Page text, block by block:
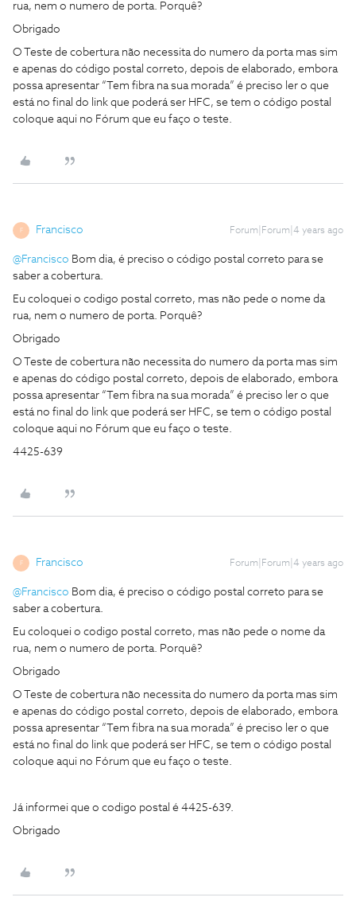
rua, nem o numero de porta. Porquê?
Obrigado
O Teste de cobertura não necessita do numero da porta mas sim
e apenas do código postal correto, depois de elaborado, embora
possa apresentar “Tem fibra na sua morada” é preciso ler o que
está no final do link que poderá ser HFC, se tem o código postal
coloque aqui no Fórum que eu faço o teste.
F Francisco Forum|Forum|4 years ago
@Francisco Bom dia, é preciso o código postal correto para se
saber a cobertura.
Eu coloquei o codigo postal correto, mas não pede o nome da
rua, nem o numero de porta. Porquê?
Obrigado
O Teste de cobertura não necessita do numero da porta mas sim
e apenas do código postal correto, depois de elaborado, embora
possa apresentar “Tem fibra na sua morada” é preciso ler o que
está no final do link que poderá ser HFC, se tem o código postal
coloque aqui no Fórum que eu faço o teste.
4425-639
F Francisco Forum|Forum|4 years ago
@Francisco Bom dia, é preciso o código postal correto para se
saber a cobertura.
Eu coloquei o codigo postal correto, mas não pede o nome da
rua, nem o numero de porta. Porquê?
Obrigado
O Teste de cobertura não necessita do numero da porta mas sim
e apenas do código postal correto, depois de elaborado, embora
possa apresentar “Tem fibra na sua morada” é preciso ler o que
está no final do link que poderá ser HFC, se tem o código postal
coloque aqui no Fórum que eu faço o teste.
Já informei que o codigo postal é 4425-639.
Obrigado